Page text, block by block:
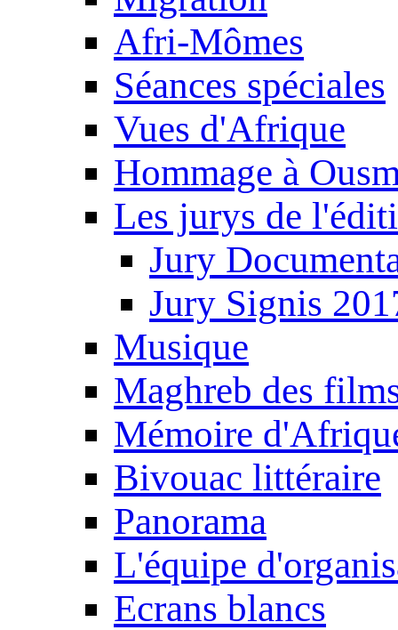
Afri-Mômes
Séances spéciales
Vues d'Afrique
Hommage à
Les jurys de
Jury
Jury Signis
Musique
Maghreb des
Mémoire
Bivouac littéraire
Panorama
L'équipe
Ecrans blancs